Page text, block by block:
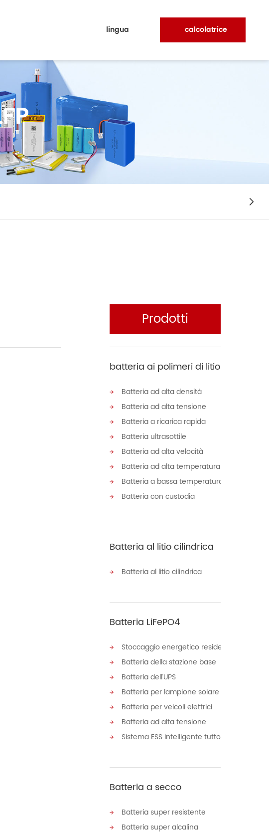
lingua calcolatrice

Prodotti
batteria ai polimeri di litio
Batteria ad alta densità
Batteria ad alta tensione
Batteria a ricarica rapida
Batteria ultrasottile
Batteria ad alta velocità
Batteria ad alta temperatura
Batteria a bassa temperatura
Batteria con custodia
Batteria al litio cilindrica
Batteria al litio cilindrica
Batteria LiFePO4
Stoccaggio energetico residente
Batteria della stazione base
Batteria dell‘UPS
Batteria per lampione solare
Batteria per veicoli elettrici
Batteria ad alta tensione
Sistema ESS intelligente tutto in uno
Batteria a secco
Batteria super resistente
Batteria super alcalina